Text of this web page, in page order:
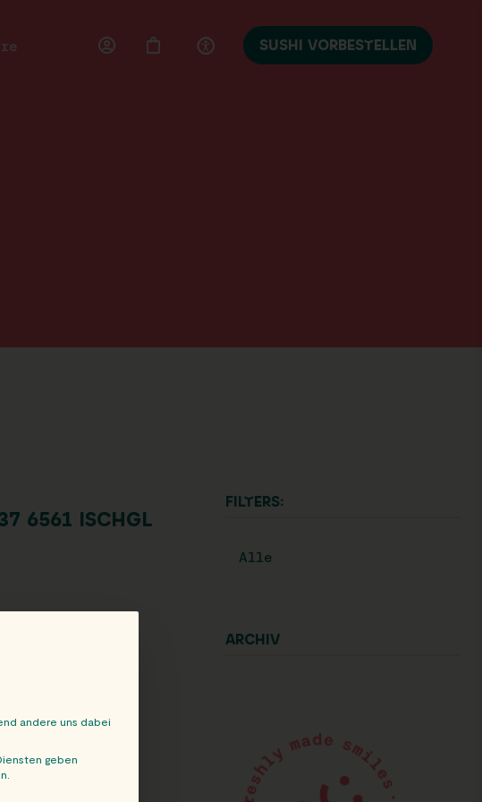
SUSHI VORBESTELLEN
6561 ISCHGL
FILTERS:
Alle
ARCHIV
andere uns dabei
geben